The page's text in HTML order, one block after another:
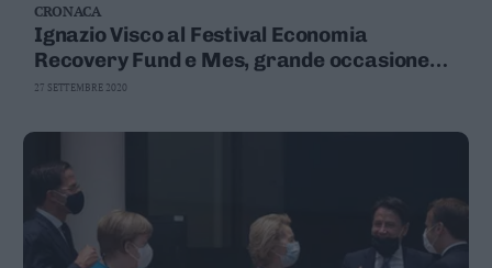
CRONACA
Ignazio Visco al Festival Economia
Recovery Fund e Mes, grande occasione
per sanare i punti deboli dell'Italia
27 SETTEMBRE 2020